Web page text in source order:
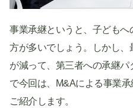
事業承継というと、子ども
方が多いでしょう。しかし
が減って、第三者への承継パ
で今回は、M&Aによる事業
ご紹介します。